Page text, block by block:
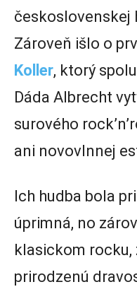
československej
Zároveň išlo o
Koller, ktorý
Dáda Albrecht
surového
ani novovlnnej
Ich hudba bola
úprimná, no
klasickom rocku,
prirodzenú